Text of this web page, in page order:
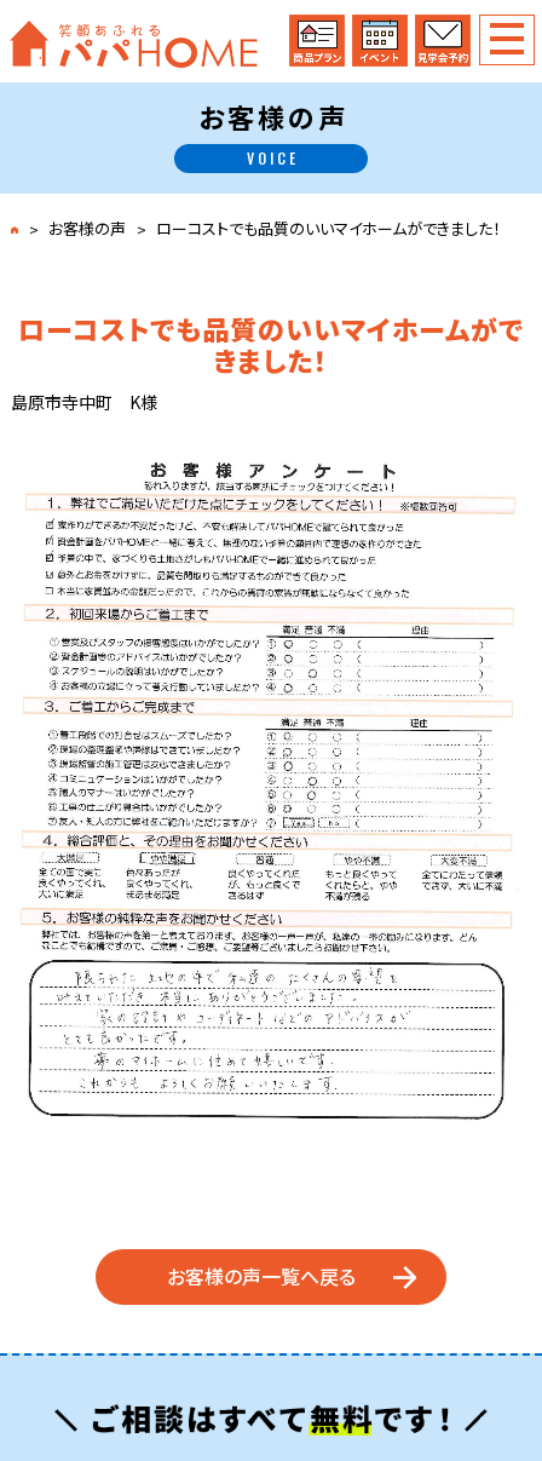
お客様の声
VOICE
お客様の声 ローコストでも品質のいいマイホームができました！
ローコストでも品質のいいマイホームがで
きました！
島原市寺中町 K様
お客様の声一覧へ戻る